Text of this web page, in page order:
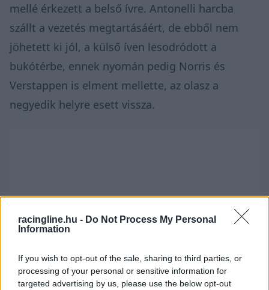
racingline.hu - Do Not Process My Personal
Information
If you wish to opt-out of the sale, sharing to third parties, or
processing of your personal or sensitive information for
targeted advertising by us, please use the below opt-out
mellé érkezett a belső ívre. Antonelli harcba
szállt a vezetés megtartásáért, de ebből nem
jöhetett ki jól, a külső íven lesodródott a
bukótérbe, ennek nyomán pedig Norris és
Verstappen is elment mellette, az olasz a
negyedik helyre esett vissza.